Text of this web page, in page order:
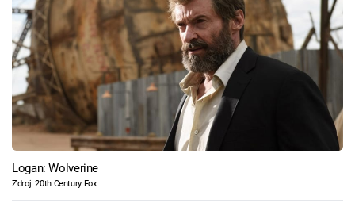
Logan: Wolverine
Zdroj: 20th Century Fox